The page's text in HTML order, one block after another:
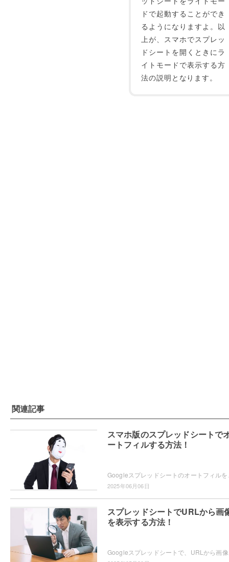
ドで起動することができ
るようになりますよ。以
上が、スマホでスプレッ
ドシートを開くときにラ
イトモードで表示する方
法の説明となります。
関連記事
スマホ版のスプレッドシートで
ートフィルする方法！
2025年06月06日
スプレッドシートでURLから画
を表示する方法！